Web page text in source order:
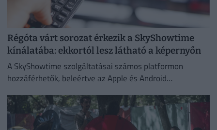
Régóta várt sorozat érkezik a SkyShowtime
kínálatába: ekkortól lesz látható a képernyőn
A SkyShowtime szolgáltatásai számos platformon
hozzáférhetők, beleértve az Apple és Android